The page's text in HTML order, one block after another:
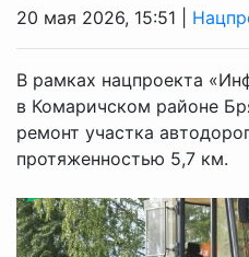
20 мая 2026, 15:51 |
В рамках нацпроекта
в Комаричском районе
ремонт участка
протяженностью 5,7 км.